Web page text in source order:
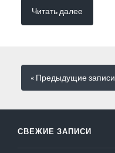
Читать далее
« Предыдущиезаписи
СВЕЖИЕ ЗАПИСИ